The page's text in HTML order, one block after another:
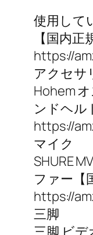
使用して
【国内
https://
アクセサ
Hohem
ンドヘル
https://
マイク
SHURE
ファー【
https://
三脚